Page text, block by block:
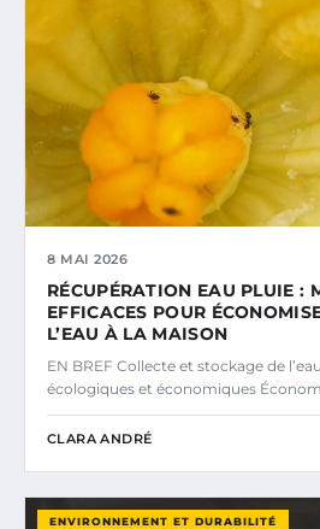
8 MAI 2026
RÉCUPÉRATION EAU PLUIE :
EFFICACES POUR
L’EAU À LA MAISON
EN BREF Collecte et stockage de
écologiques et économiques
CLARA ANDRÉ
ENVIRONNEMENT ET DURABILITÉ